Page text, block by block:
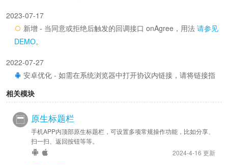
2023-07-17
新增 - 当同意或拒绝后触发的回调接口 onAgree，用法 请参见
DEMO。
2022-07-27
安卓优化 - 如需在系统浏览器中打开协议内链接，请将链接指
定为新窗口，如 <a
安卓修复 - 已修复可能错误的跳转系统浏览器打开用户协议或
隐私链接的问题。
安卓优化 - 优先加载用户协议或隐私链接内容，如果链接打开
相关模块
原生标题栏
手机APP内顶部原生标题栏，可设置多项常规操作功能，比如分享、
扫一扫、返回按钮等等。
2024-4-16 更新